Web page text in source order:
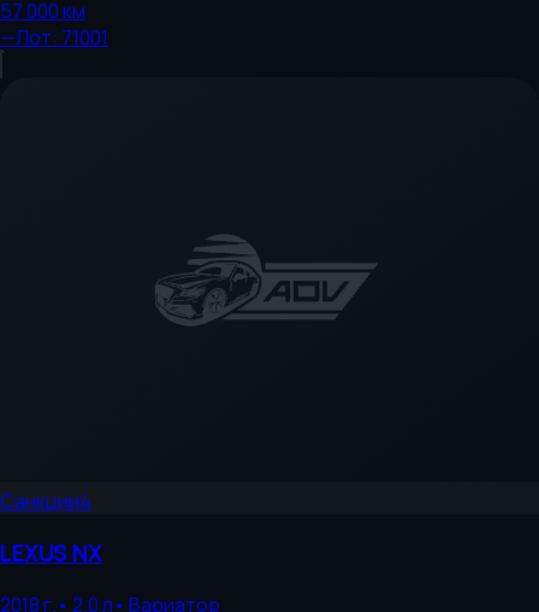
57 000км
—Лот: 71001
Санкции4
LEXUSNX
2018г.• 2.0л• Вариатор